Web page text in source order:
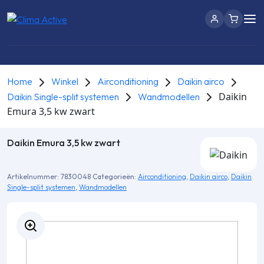
Home Winkel Airconditioning
Daikin airco
Daikin Single-split systemen
Wandmodellen
Daikin
Emura 3,5 kw zwart
Daikin Emura 3,5 kw zwart
Artikelnummer: 7830048 Categorieën: Airconditioning, Daikin airco, Daikin
Single-split systemen, Wandmodellen